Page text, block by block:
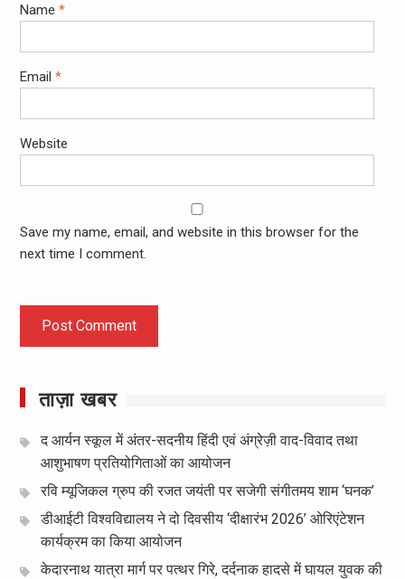
Name *
Email *
Website
Save my name, email, and website in this browser for the
next time I comment.
ताज़ा खबर
द आर्यन स्कूल में अंतर-सदनीय हिंदी एवं अंग्रेज़ी वाद-विवाद तथा
आशुभाषण प्रतियोगिताओं का आयोजन
रवि म्यूजिकल ग्रुप की रजत जयंती पर सजेगी संगीतमय शाम ‘घनक’
डीआईटी विश्वविद्यालय ने दो दिवसीय ‘दीक्षारंभ 2026’ ओरिएंटेशन
कार्यक्रम का किया आयोजन
केदारनाथ यात्रा मार्ग पर पत्थर गिरे, दर्दनाक हादसे में घायल युवक की